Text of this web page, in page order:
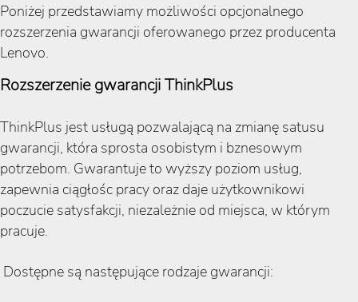
Poniżej przedstawiamy możliwości opcjonalnego
rozszerzenia gwarancji oferowanego przez producenta
Lenovo.
Rozszerzenie gwarancji ThinkPlus
ThinkPlus jest usługą pozwalającą na zmianę satusu
gwarancji, która sprosta osobistym i bznesowym
potrzebom. Gwarantuje to wyższy poziom usług,
zapewnia ciągłośc pracy oraz daje użytkownikowi
poczucie satysfakcji, niezależnie od miejsca, w którym
pracuje.
Dostępne są następujące rodzaje gwarancji: